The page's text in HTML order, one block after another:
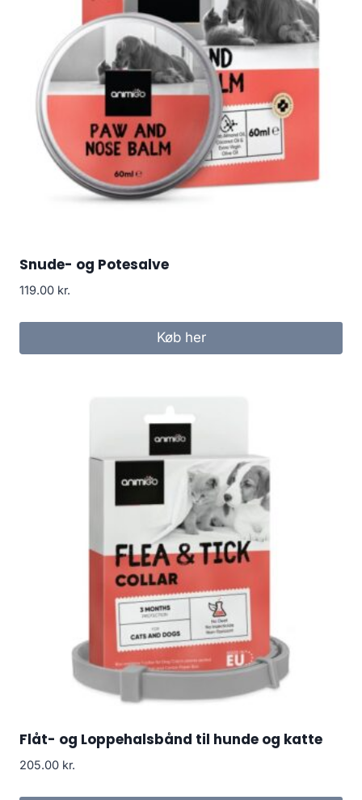
Snude- og Potesalve
119.00 kr.
Køb her
Flåt- og Loppehalsbånd til hunde og katte
205.00 kr.